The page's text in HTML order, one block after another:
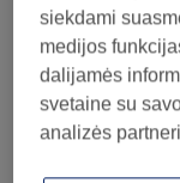
Švara
Personalas
siekdami
medijos
dalijamės
svetaine su
analizės